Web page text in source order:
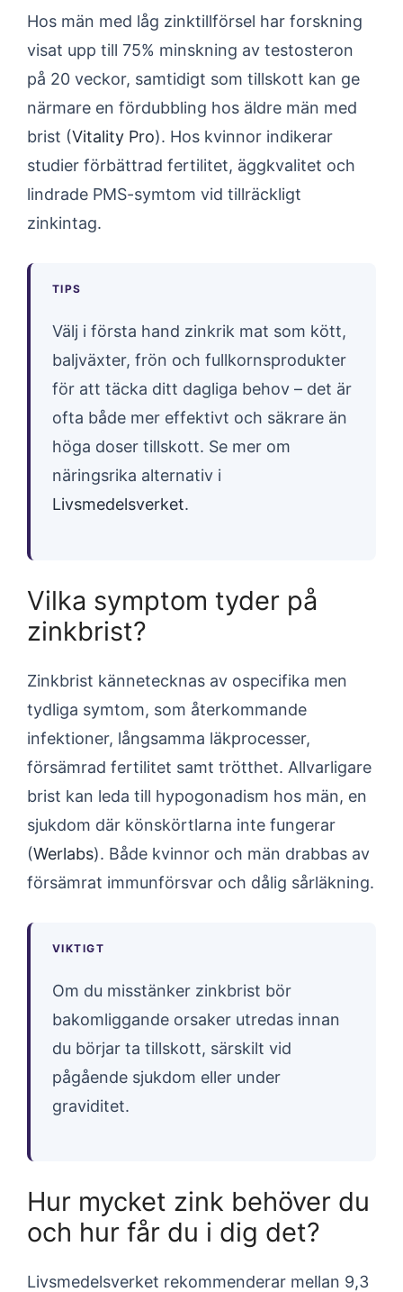
Hos män med låg zinktillförsel har forskning
visat upp till 75% minskning av testosteron
på 20 veckor, samtidigt som tillskott kan ge
närmare en fördubbling hos äldre män med
brist (Vitality Pro). Hos kvinnor indikerar
studier förbättrad fertilitet, äggkvalitet och
lindrade PMS-symtom vid tillräckligt
zinkintag.
TIPS
Välj i första hand zinkrik mat som kött,
baljväxter, frön och fullkornsprodukter
för att täcka ditt dagliga behov – det är
ofta både mer effektivt och säkrare än
höga doser tillskott. Se mer om
näringsrika alternativ i
Livsmedelsverket.
Vilka symptom tyder på
zinkbrist?
Zinkbrist kännetecknas av ospecifika men
tydliga symtom, som återkommande
infektioner, långsamma läkprocesser,
försämrad fertilitet samt trötthet. Allvarligare
brist kan leda till hypogonadism hos män, en
sjukdom där könskörtlarna inte fungerar
(Werlabs). Både kvinnor och män drabbas av
försämrat immunförsvar och dålig sårläkning.
VIKTIGT
Om du misstänker zinkbrist bör
bakomliggande orsaker utredas innan
du börjar ta tillskott, särskilt vid
pågående sjukdom eller under
graviditet.
Hur mycket zink behöver du
och hur får du i dig det?
Livsmedelsverket rekommenderar mellan 9,3